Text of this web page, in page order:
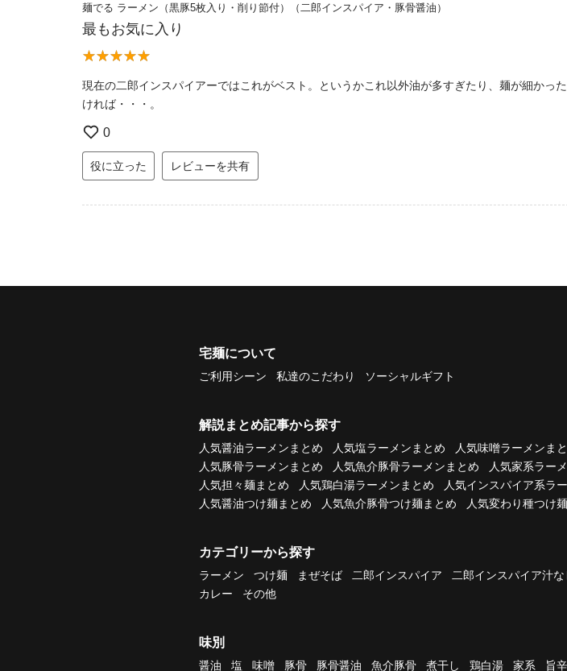
麺でる ラーメン（黒豚5枚入り・削り節付）（二郎インスパイア・豚骨醤油）
最もお気に入り
現在の二郎インスパイアーではこれがベスト。というかこれ以外油が多すぎたり、麺が細か
ければ・・・。
0
役に立った レビューを共有
宅麺について
ご利用シーン 私達のこだわり ソーシャルギフト
解説まとめ記事から探す
人気醤油ラーメンまとめ 人気塩ラーメンまとめ
人気味噌ラーメンま
人気豚骨ラーメンまとめ
人気魚介豚骨ラーメンまとめ
人気家系ラー
人気担々麺まとめ
人気鶏白湯ラーメンまとめ
人気インスパイア系ラ
人気醤油つけ麺まとめ
人気魚介豚骨つけ麺まとめ 人気変わり種つけ
カテゴリーから探す
ラーメン つけ麺 まぜそば 二郎インスパイア 二郎インスパイア汁な
カレー
その他
味別
醤油 塩 味噌 豚骨 豚骨醤油 魚介豚骨 煮干し 鶏白湯 家系 旨辛